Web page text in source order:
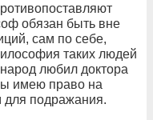
обязан быть вне
сам по себе,
таких людей
любил доктора
имею право на
для подражания.